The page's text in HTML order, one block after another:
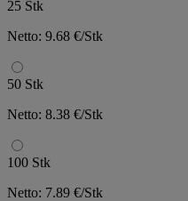
25 Stk
Netto: 9.68 €/Stk
50 Stk
Netto: 8.38 €/Stk
100 Stk
Netto: 7.89 €/Stk